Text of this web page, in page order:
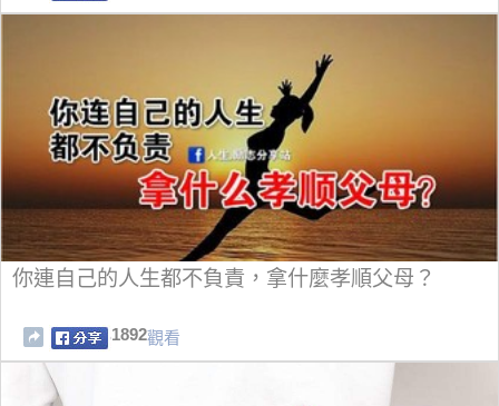
你連自己的人生都不負責，拿什麼孝順父母？
1892觀看